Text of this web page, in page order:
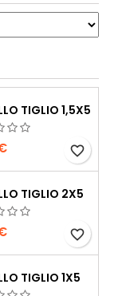
TIGLIO 1,5X5
favorite_border
TIGLIO 2X5
favorite_border
TIGLIO 1X5